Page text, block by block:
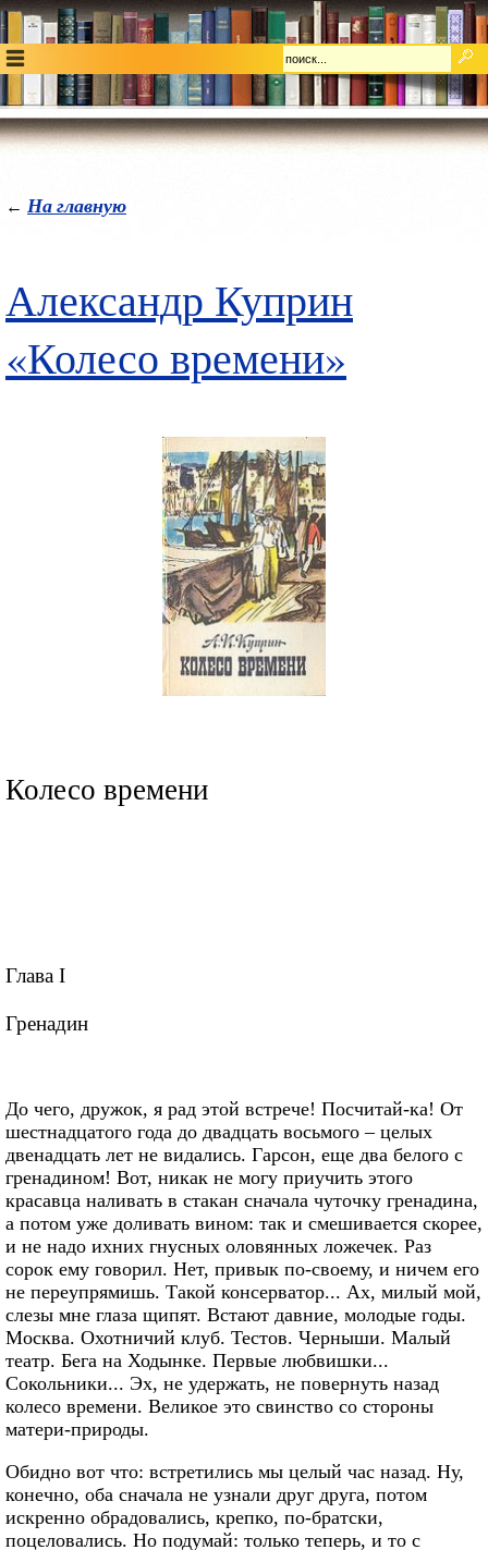
← На главную
Александр Куприн
«Колесо времени»
Колесо времени
Глава I
Гренадин
До чего, дружок, я рад этой встрече! Посчитай-ка! От
шестнадцатого года до двадцать восьмого – целых
двенадцать лет не видались. Гарсон, еще два белого с
гренадином! Вот, никак не могу приучить этого
красавца наливать в стакан сначала чуточку гренадина,
а потом уже доливать вином: так и смешивается скорее,
и не надо ихних гнусных оловянных ложечек. Раз
сорок ему говорил. Нет, привык по-своему, и ничем его
не переупрямишь. Такой консерватор... Ах, милый мой,
слезы мне глаза щипят. Встают давние, молодые годы.
Москва. Охотничий клуб. Тестов. Черныши. Малый
театр. Бега на Ходынке. Первые любвишки...
Сокольники... Эх, не удержать, не повернуть назад
колесо времени. Великое это свинство со стороны
матери-природы.
Обидно вот что: встретились мы целый час назад. Ну,
конечно, оба сначала не узнали друг друга, потом
искренно обрадовались, крепко, по-братски,
поцеловались. Но подумай: только теперь, и то с